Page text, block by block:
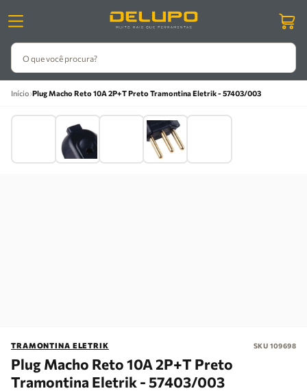
O que você procura?
Início›MATERIAIS ELÉTRICOS›TOMADAS E PLUGUES›PLUGUES E ADAPTADORES
TRAMONTINA ELETRIK SKU 109698
Plug Macho Reto 10A 2P+T Preto
Tramontina Eletrik - 57403/003